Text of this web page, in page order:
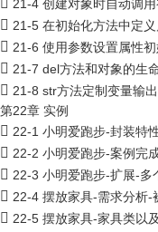
21-4 创建对象时自动调
21-5 在初始化方法中定
21-6 使用参数设置属性
21-7 del方法和对象的生
21-8 str方法定制变量输
第22章 实例
22-1 小明爱跑步-封装特
22-2 小明爱跑步-案例完
22-3 小明爱跑步-扩展-多
22-4 摆放家具-需求分析-
22-5 摆放家具-家具类以